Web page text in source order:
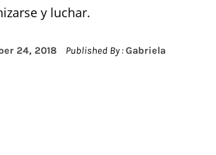
y luchar.
24, 2018 Published By :Gabriela